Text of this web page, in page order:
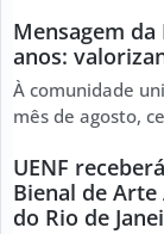
Mensagem
anos:
À comunidade
mês de agosto,
UENF
Bienal de
do Rio de